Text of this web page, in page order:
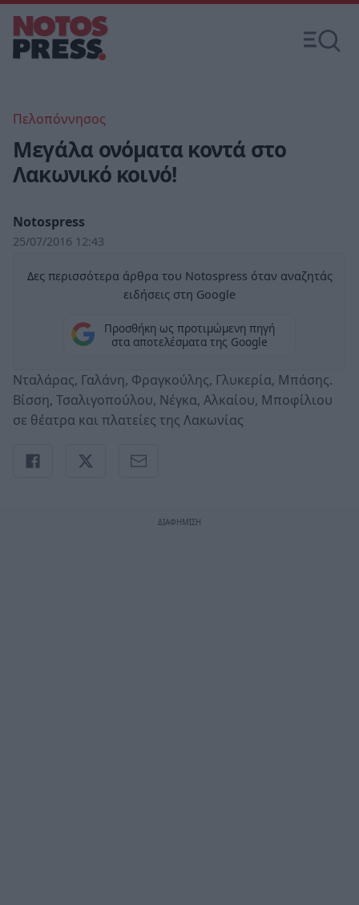
Πελοπόννησος
Μεγάλα ονόματα κοντά στο
Λακωνικό κοινό!
Notospress
25/07/2016 12:43
Δες περισσότερα άρθρα του Notospress όταν αναζητάς
ειδήσεις στη Google
Προσθήκη ως προτιμώμενη πηγή
στα αποτελέσματα της Google
Νταλάρας, Γαλάνη, Φραγκούλης, Γλυκερία, Μπάσης.
Βίσση, Τσαλιγοπούλου, Νέγκα, Αλκαίου, Μποφίλιου
σε θέατρα και πλατείες της Λακωνίας